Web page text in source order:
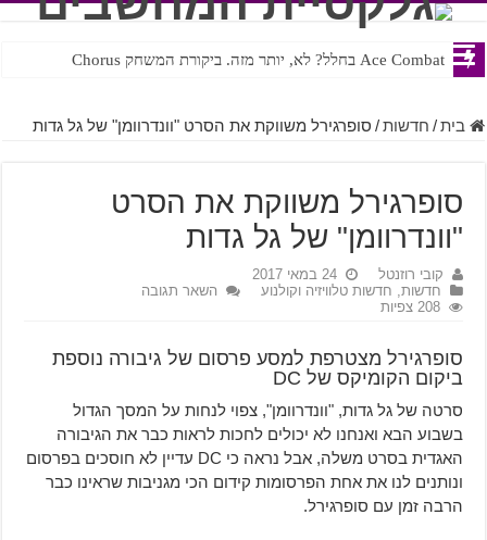
Ace Combat בחלל? לא, יותר מזה. ביקורת המשחק Chorus
בית / חדשות / סופרגירל משווקת את הסרט "וונדרוומן" של גל גדות
סופרגירל משווקת את הסרט
"וונדרוומן" של גל גדות
קובי רוזנטל
24 במאי 2017
חדשות, חדשות טלוויזיה וקולנוע
השאר תגובה
208 צפיות
סופרגירל מצטרפת למסע פרסום של גיבורה נוספת
ביקום הקומיקס של DC
סרטה של גל גדות, "וונדרוומן", צפוי לנחות על המסך הגדול
בשבוע הבא ואנחנו לא יכולים לחכות לראות כבר את הגיבורה
האגדית בסרט משלה, אבל נראה כי DC עדיין לא חוסכים בפרסום
ונותנים לנו את אחת הפרסומות קידום הכי מגניבות שראינו כבר
הרבה זמן עם סופרגירל.